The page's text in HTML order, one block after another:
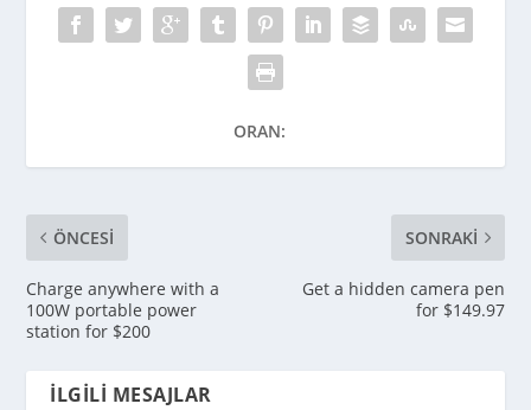
ORAN:
ÖNCESI
Charge anywhere with a
100W portable power
station for $200
SONRAKI
Get a hidden camera pen
for $149.97
İLGILI MESAJLAR